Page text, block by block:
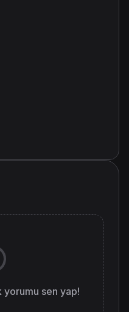
yorumu sen yap!